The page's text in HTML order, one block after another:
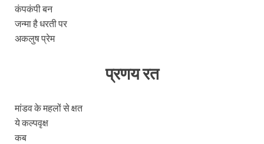
कंपकंपी बन
जन्मा है धरती पर
अकलुष प्रेम
प्रणय रत
मांडव के महलों से क्षत
ये कल्पवृक्ष
कब